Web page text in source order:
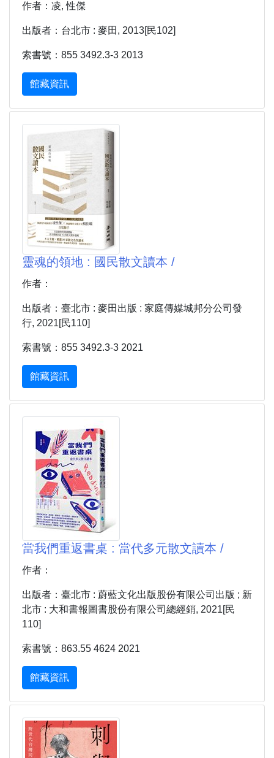
作者：凌, 性傑
出版者：台北市 : 麥田, 2013[民102]
索書號：855 3492.3-3 2013
館藏資訊
靈魂的領地 : 國民散文讀本 /
作者：
出版者：臺北市 : 麥田出版 : 家庭傳媒城邦分公司發
行, 2021[民110]
索書號：855 3492.3-3 2021
館藏資訊
當我們重返書桌 : 當代多元散文讀本 /
作者：
出版者：臺北市 : 蔚藍文化出版股份有限公司出版 ; 新
北市 : 大和書報圖書股份有限公司總經銷, 2021[民
110]
索書號：863.55 4624 2021
館藏資訊